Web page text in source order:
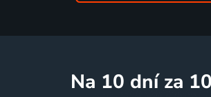
na 10 dní za